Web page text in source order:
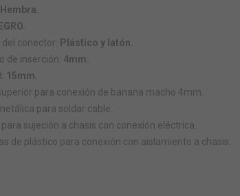
Hembra.
conector: Plástico y latón.
de inserción: 4mm.
15mm.
para conexión de banana macho 4mm.
para soldar cable.
sujeción a chasis con conexión eléctrica.
de plástico para conexión con aislamiento a chasis.